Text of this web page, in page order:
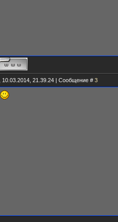
10.03.2014, 21.39.24 | Сообщение # 3